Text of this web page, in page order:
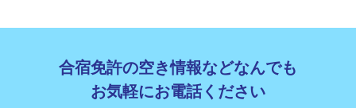
合宿免許の空き情報などなんでも
お気軽にお電話ください